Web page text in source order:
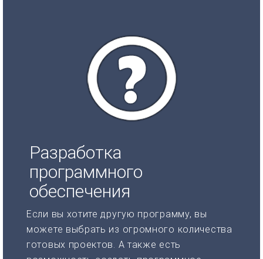
Разработка
программного
обеспечения
Если вы хотите другую программу, вы
можете выбрать из огромного количества
готовых проектов. А также есть